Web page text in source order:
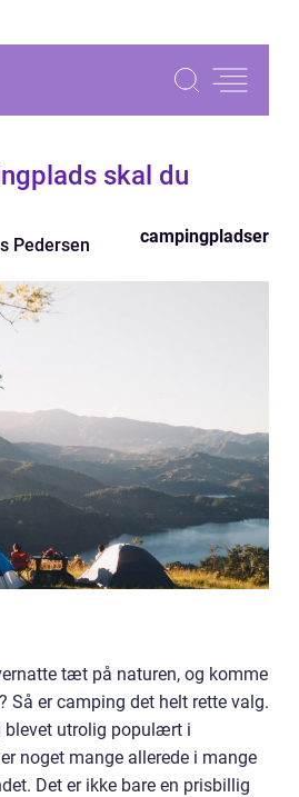
skal du
Pedersen campingpladser
tæt på naturen, og komme
er camping det helt rette valg.
utrolig populært i
noget mange allerede i mange
Det er ikke bare en prisbillig